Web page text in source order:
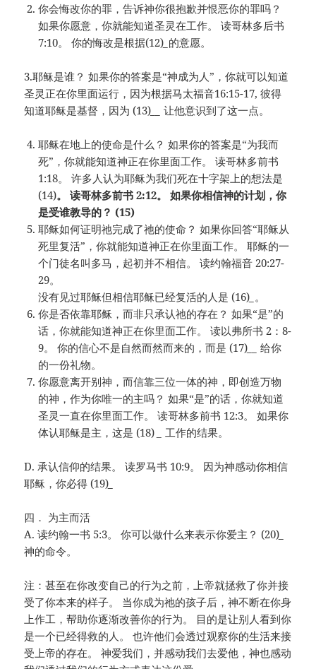
你会悔改你的罪，告诉神你很抱歉并恨恶你的罪吗？
如果你愿意，你就能知道圣灵在工作。 读哥林多后书
7:10。 你的悔改是根据(12) 的意愿。
3.耶稣是谁？ 如果你的答案是“神成为人”，你就可以知道
圣灵正在你里面运行，因为根据马太福音16:15-17, 彼得
知道耶稣是基督，因为 (13)
让他意识到了这一点。
耶稣在地上的使命是什么？ 如果你的答案是“为我而
死”，你就能知道神正在你里面工作。 读哥林多前书
1:18。 许多人认为耶稣为我们死在十字架上的想法是
(14)。 读哥林多前书 2:12。 如果你相信神的计划，你
是受谁教导的？ (15)
耶稣如何证明祂完成了祂的使命？ 如果你回答“耶稣从
死里复活”，你就能知道神正在你里面工作。 耶稣的一
个门徒名叫多马，起初并不相信。 读约翰福音 20:27-
29。
没有见过耶稣但相信耶稣已经复活的人是 (16) 。
你是否依靠耶稣，而非只承认祂的存在？ 如果“是”的
话，你就能知道神正在你里面工作。 读以弗所书 2：8-
9。 你的信心不是自然而然而来的，而是 (17)
给你
的一份礼物。
你愿意离开别神，而信靠三位一体的神，即创造万物
的神，作为你唯一的主吗？ 如果“是”的话，你就知道
圣灵一直在你里面工作。 读哥林多前书 12:3。 如果你
体认耶稣是主，这是 (18)
工作的结果。
D. 承认信仰的结果。 读罗马书 10:9。 因为神感动你相信
耶稣，你必得 (19)
四． 为主而活
A. 读约翰一书 5:3。 你可以做什么来表示你爱主？ (20)
神的命令。
注：甚至在你改变自己的行为之前，上帝就拯救了你并接
受了你本来的样子。 当你成为祂的孩子后，神不断在你身
上作工，帮助你逐渐改善你的行为。 目的是让别人看到你
是一个已经得救的人。 也许他们会透过观察你的生活来接
受上帝的存在。 神爱我们，并感动我们去爱他，神也感动